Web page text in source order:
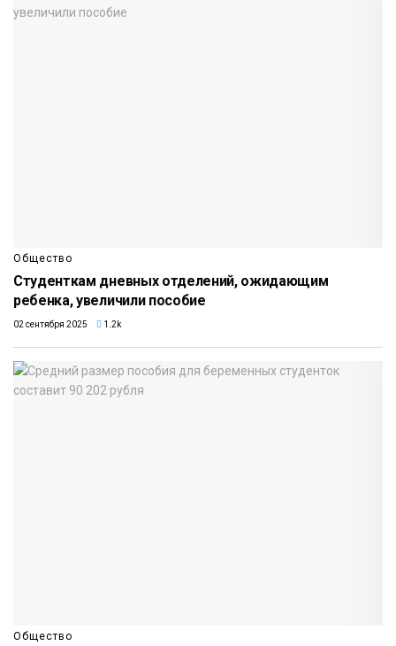
Общество
Студенткам дневных отделений, ожидающим
ребенка, увеличили пособие
02 сентября 2025 1.2k
Общество